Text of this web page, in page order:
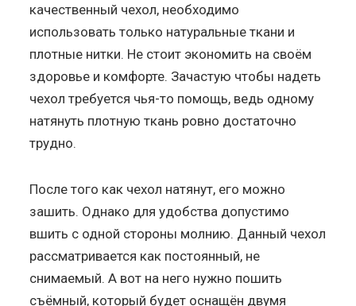
качественный чехол, необходимо
использовать только натуральные ткани и
плотные нитки. Не стоит экономить на своём
здоровье и комфорте. Зачастую чтобы надеть
чехол требуется чья-то помощь, ведь одному
натянуть плотную ткань ровно достаточно
трудно.
После того как чехол натянут, его можно
зашить. Однако для удобства допустимо
вшить с одной стороны молнию. Данный чехол
рассматривается как постоянный, не
снимаемый. А вот на него нужно пошить
съёмный, который будет оснащён двумя